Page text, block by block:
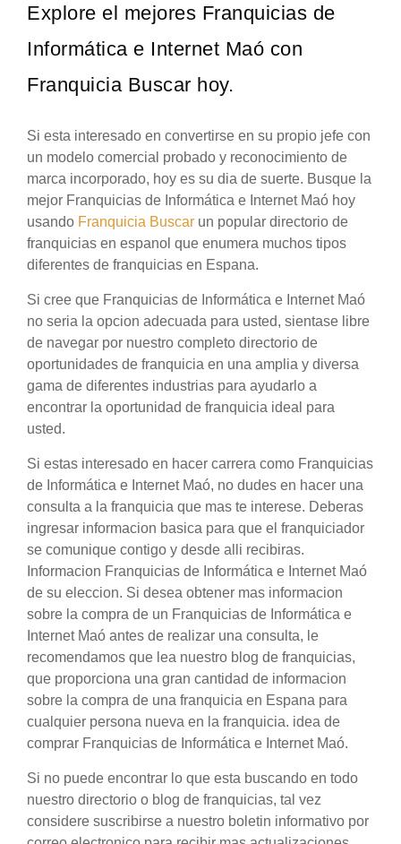
Explore el mejores Franquicias de
Informática e Internet Maó con
Franquicia Buscar hoy.
Si esta interesado en convertirse en su propio jefe con
un modelo comercial probado y reconocimiento de
marca incorporado, hoy es su dia de suerte. Busque la
mejor Franquicias de Informática e Internet Maó hoy
usando Franquicia Buscar un popular directorio de
franquicias en espanol que enumera muchos tipos
diferentes de franquicias en Espana.
Si cree que Franquicias de Informática e Internet Maó
no seria la opcion adecuada para usted, sientase libre
de navegar por nuestro completo directorio de
oportunidades de franquicia en una amplia y diversa
gama de diferentes industrias para ayudarlo a
encontrar la oportunidad de franquicia ideal para
usted.
Si estas interesado en hacer carrera como Franquicias
de Informática e Internet Maó, no dudes en hacer una
consulta a la franquicia que mas te interese. Deberas
ingresar informacion basica para que el franquiciador
se comunique contigo y desde alli recibiras.
Informacion Franquicias de Informática e Internet Maó
de su eleccion. Si desea obtener mas informacion
sobre la compra de un Franquicias de Informática e
Internet Maó antes de realizar una consulta, le
recomendamos que lea nuestro blog de franquicias,
que proporciona una gran cantidad de informacion
sobre la compra de una franquicia en Espana para
cualquier persona nueva en la franquicia. idea de
comprar Franquicias de Informática e Internet Maó.
Si no puede encontrar lo que esta buscando en todo
nuestro directorio o blog de franquicias, tal vez
considere suscribirse a nuestro boletin informativo por